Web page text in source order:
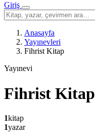
Giriş
Menü
Sitede
ara
Anasayfa
Yayınevleri
Fihrist Kitap
Yayınevi
Fihrist Kitap
1kitap
1yazar